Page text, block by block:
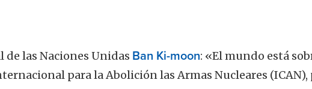
de las Naciones Unidas Ban Ki-moon: «El mundo está
para la Abolición las Armas Nucleares (ICAN),